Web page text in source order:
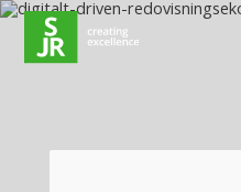
Hoppa till innehåll